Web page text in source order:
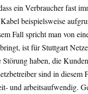
ein Verbraucher fast
beispielsweise
Fall spricht man von
ist für Stuttgart
haben, die
sind in diesem
und arbeitsaufwendig.